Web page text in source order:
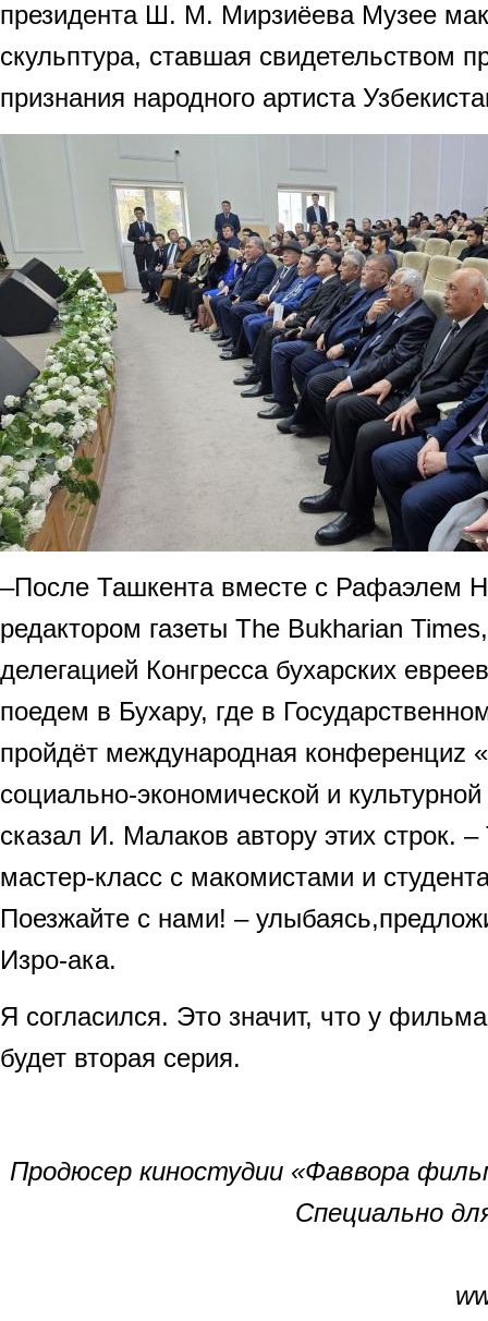
президента Ш. М. Мирзиёева Музее
скульптура, ставшая свидетельством
признания народного артиста
–После Ташкента вместе с Рафаэлем
редактором газеты The Bukharian
делегацией Конгресса бухарских
поедем в Бухару, где в
пройдёт международная конференциz
социально-экономической и
сказал И. Малаков автору этих строк.
мастер-класс с макомистами и
Поезжайте с нами! –
Изро-ака.
Я согласился. Это значит, что у
будет вторая серия.
Продюсер киностудии «Фаввора
Cпециально